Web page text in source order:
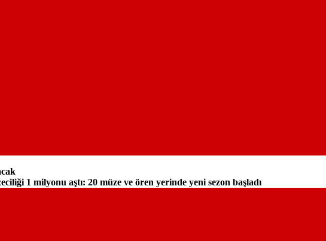
1 milyonu aştı: 20 müze ve ören yerinde yeni sezon başladı